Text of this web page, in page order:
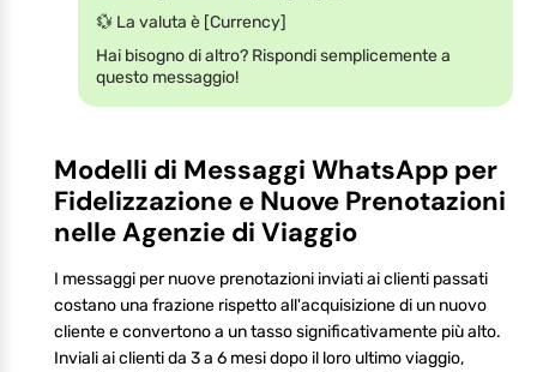
💱 La valuta è [Currency]
Hai bisogno di altro? Rispondi semplicemente a
questo messaggio!
Modelli di Messaggi WhatsApp per
Fidelizzazione e Nuove Prenotazioni
nelle Agenzie di Viaggio
I messaggi per nuove prenotazioni inviati ai clienti passati
costano una frazione rispetto all'acquisizione di un nuovo
cliente e convertono a un tasso significativamente più alto.
Inviali ai clienti da 3 a 6 mesi dopo il loro ultimo viaggio,